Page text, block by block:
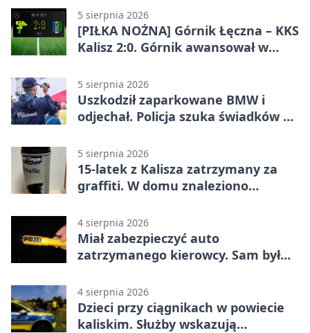
5 sierpnia 2026
[PIŁKA NOŻNA] Górnik Łęczna – KKS
Kalisz 2:0. Górnik awansował w
5 sierpnia 2026
Uszkodził zaparkowane BMW i
odjechał. Policja szuka świadków w
5 sierpnia 2026
15-latek z Kalisza zatrzymany za
graffiti. W domu znaleziono
4 sierpnia 2026
Miał zabezpieczyć auto
zatrzymanego kierowcy. Sam był
4 sierpnia 2026
Dzieci przy ciągnikach w powiecie
kaliskim. Służby wskazują